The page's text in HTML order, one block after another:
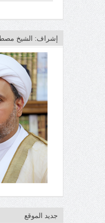
إشراف: الشيخ
جديد الموقع